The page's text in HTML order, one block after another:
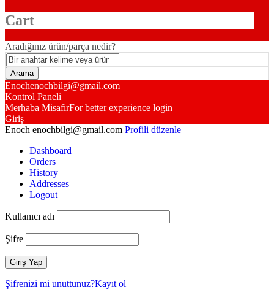
Cart
Aradığınız ürün/parça nedir?
Enochenochbilgi@gmail.com
Kontrol Paneli
Merhaba MisafirFor better experience login
Giriş
Enoch enochbilgi@gmail.com Profili düzenle
Dashboard
Orders
History
Addresses
Logout
Kullanıcı adı
Şifre
Şifrenizi mi unuttunuz?Kayıt ol